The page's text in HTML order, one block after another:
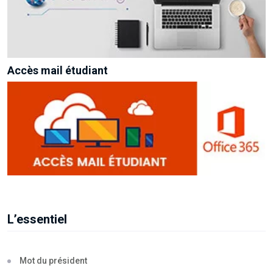
Accès mail étudiant
L’essentiel
Mot du président